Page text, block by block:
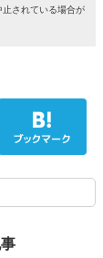
されている場合が